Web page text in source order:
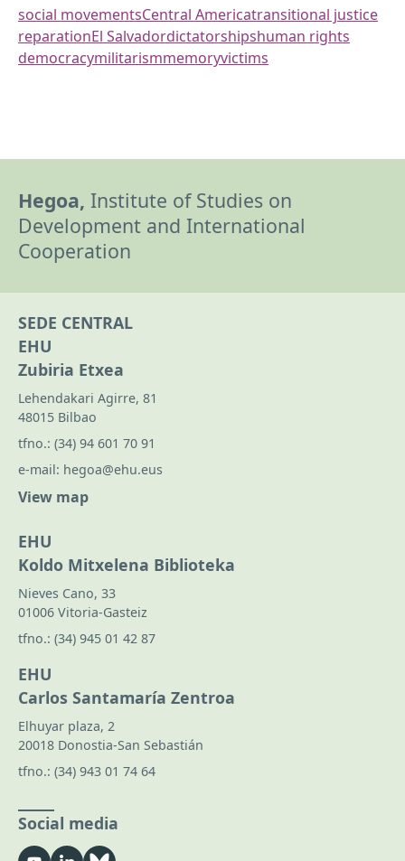
social movementsCentral Americatransitional justice
reparationEl Salvadordictatorshipshuman rights
democracymilitarismmemoryvictims
Hegoa, Institute of Studies on
Development and International
Cooperation
SEDE CENTRAL
EHU
Zubiria Etxea
Lehendakari Agirre, 81
48015 Bilbao
tfno.: (34) 94 601 70 91
e-mail: hegoa@ehu.eus
View map
EHU
Koldo Mitxelena Biblioteka
Nieves Cano, 33
01006 Vitoria-Gasteiz
tfno.: (34) 945 01 42 87
EHU
Carlos Santamaría Zentroa
Elhuyar plaza, 2
20018 Donostia-San Sebastián
tfno.: (34) 943 01 74 64
Social media